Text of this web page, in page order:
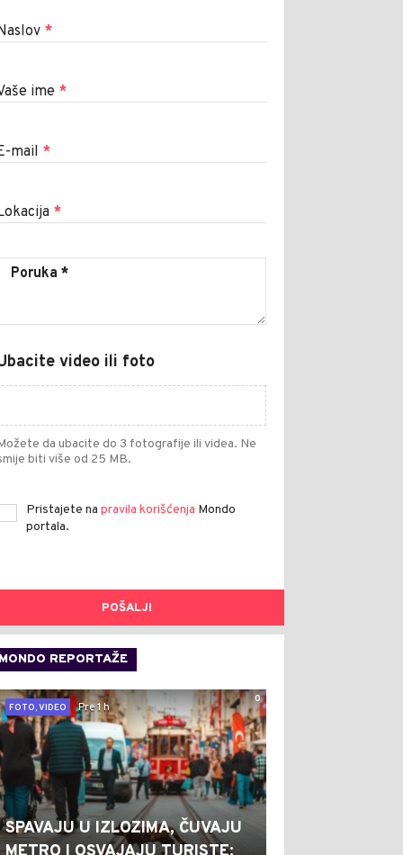
*
ime *
mail *
*
video ili foto
da ubacite do 3 fotografije ili videa. Ne
biti više od 25 MB.
Pristajete na pravila korišćenja Mondo
portala.
POŠALJI
MONDO REPORTAŽE
0
FOTO, VIDEO
Pre 1 h
SPAVAJU U IZLOZIMA, ČUVAJU